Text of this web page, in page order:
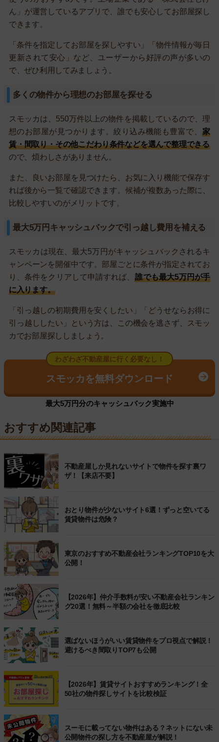
ん」が運営しているアプリで、誰でも安心してお部屋探し
できます。
「条件を指定してお部屋を探しやすい」「物件情報が毎日
更新されて安心」など、ユーザーから好評の声が多いの
で、ぜひ利用してみましょう。
多くの物件から理想のお部屋を探せる
スモッカは、550万件以上の物件を掲載しているので、理
想のお部屋が見つかります。絞り込み機能も豊富で、家
賃・間取り・その他こだわり条件などを選んで整理できる
ので、煩わしさがありません。
また、良いお部屋を見つけたら、お気に入り機能で保存す
れば後から一覧で確認できます。候補が複数あった際に、
比較しやすいのがメリットです。
最大5万円キャッシュバックで引っ越し費用を補える
スモッカは現在、最大5万円がキャッシュバックされるキ
ャンペーンを開催中です。部屋ごとに条件が指定されてお
り、条件をクリアして申請すれば、誰でも最大5万円が手
に入ります。
「引っ越しの初期費用を安くしたい」「どうせならお得に
引っ越ししたい」という方は、この機会を逃さず、スモッ
カでお部屋探ししましょう。
わざわざ不動産屋に行く必要なし！
スモッカを無料ダウンロード
最大5万円分のキャッシュバック実施中
おすすめ関連記事
不動産屋しか見れないサイトで物件を探す裏ワ
ザ！【来店不要】
おとり物件が少ないサイト6選！ずっと空いてる
賃貸物件は危険？
東京のおすすめ不動産会社ランキングTOP10を大
公開！
【2026年】仲介手数料が安い不動産会社ランキン
グ20選！無料～半額の会社を徹底比較
選ばないほうがいい賃貸物件をプロ視点で解説！
避けるべき間取りTOP7も公開
【2026年】賃貸サイトおすすめランキング！全
50社の物件探しサイトを比較検証
スーモに載ってない物件はある？ネットにない未
公開物件の探し方を不動産屋が解説！